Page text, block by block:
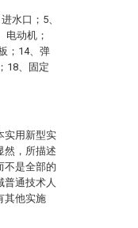
水口；5、
电动机；
；14、弹
18、固定
实用新型实
然，所描述
不是全部的
普通技术人
其他实施